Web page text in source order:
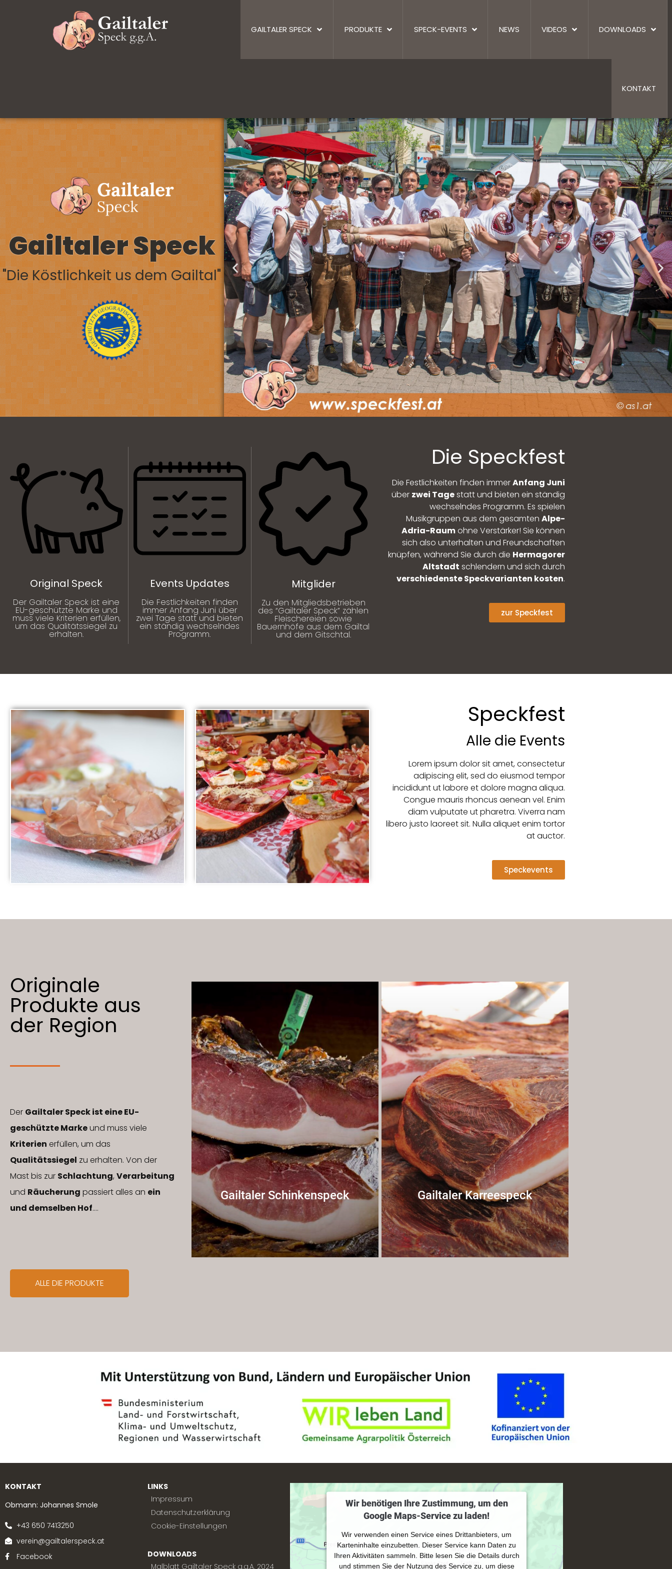
GAILTALER SPECK PRODUKTE SPECK-EVENTS NEWS VIDEOS DOWNLOADS
KONTAKT
Gailtaler Speck
"Die Köstlichkeit us dem Gailtal"
Original Speck
Der Gailtaler Speck ist eine
EU-geschützte Marke und
muss viele Kriterien erfüllen,
um das Qualitätssiegel zu
erhalten.
Events Updates
Die Festlichkeiten finden
immer Anfang Juni über
zwei Tage statt und bieten
ein ständig wechselndes
Programm.
Mitglider
Zu den Mitgliedsbetrieben
des “Gailtaler Speck” zählen
Fleischereien sowie
Bauernhöfe aus dem Gailtal
und dem Gitschtal.
Die Speckfest
Die Festlichkeiten finden immerAnfang Juni
über zwei Tagestatt und bieten ein ständig
wechselndes Programm. Es spielen
Musikgruppen aus dem gesamten Alpe-
Adria-Raumohne Verstärker! Sie können
sich also unterhalten und Freundschaften
knüpfen, während Sie durch die Hermagorer
Altstadt schlendern und sich durch
verschiedenste Speckvarianten kosten.
zur Speckfest
Speckfest
Alle die Events
Lorem ipsum dolor sit amet, consectetur
adipiscing elit, sed do eiusmod tempor
incididunt ut labore et dolore magna aliqua.
Congue mauris rhoncus aenean vel. Enim
diam vulputate ut pharetra. Viverra nam
libero justo laoreet sit. Nulla aliquet enim tortor
at auctor.
Speckevents
Originale
Produkte aus
der Region
Der Gailtaler Speck ist eine EU-
geschützte Markeund muss viele
Kriterien erfüllen, um das
Qualitätssiegel zu erhalten. Von der
Mast bis zur Schlachtung, Verarbeitung
und Räucherung passiert alles an ein
und demselben Hof.…
ALLE DIE PRODUKTE
Gailtaler Schinkenspeck Gailtaler Karreespeck
KONTAKT
Obmann: Johannes Smole
+43 650 7413250
verein@gailtalerspeck.at
Facebook
LINKS
Impressum
Datenschutzerklärung
Cookie-Einstellungen
DOWNLOADS
Malblatt Gailtaler Speck g.g.A. 2024
Wir benötigen Ihre Zustimmung, um den
Google Maps-Service zu laden!
Wir verwenden einen Service eines Drittanbieters, um
Karteninhalte einzubetten. Dieser Service kann Daten zu
Ihren Aktivitäten sammeln. Bitte lesen Sie die Details durch
und stimmen Sie der Nutzung des Service zu, um diese